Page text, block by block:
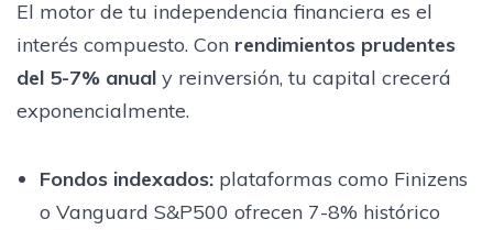
El motor de tu independencia financiera es el
interés compuesto. Con rendimientos prudentes
del 5-7% anual y reinversión, tu capital crecerá
exponencialmente.
Fondos indexados:plataformas como Finizens
o Vanguard S&P500 ofrecen 7-8% histórico